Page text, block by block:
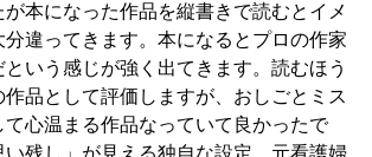
が本になった作品を縦書きで読むとイメ
分違ってきます。本になるとプロの作家
という感じが強く出てきます。読むほう
作品として評価しますが、おしごとミス
て心温まる作品なっていて良かったで
い残し」が見える独自な設定、元看護婦